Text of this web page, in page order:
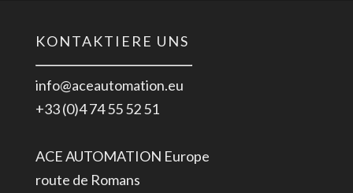
KONTAKTIERE UNS
info@aceautomation.eu
+33 (0)4 74 55 52 51
ACE AUTOMATION Europe
route de Romans